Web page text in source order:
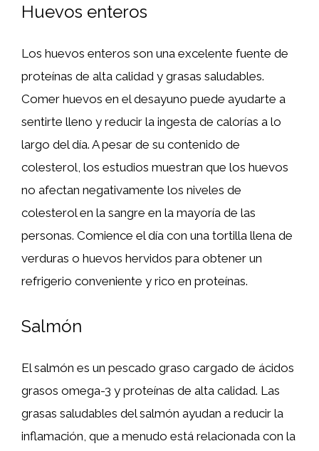
Huevos enteros
Los huevos enteros son una excelente fuente de
proteínas de alta calidad y grasas saludables.
Comer huevos en el desayuno puede ayudarte a
sentirte lleno y reducir la ingesta de calorías a lo
largo del día. A pesar de su contenido de
colesterol, los estudios muestran que los huevos
no afectan negativamente los niveles de
colesterol en la sangre en la mayoría de las
personas. Comience el día con una tortilla llena de
verduras o huevos hervidos para obtener un
refrigerio conveniente y rico en proteínas.
Salmón
El salmón es un pescado graso cargado de ácidos
grasos omega-3 y proteínas de alta calidad. Las
grasas saludables del salmón ayudan a reducir la
inflamación, que a menudo está relacionada con la